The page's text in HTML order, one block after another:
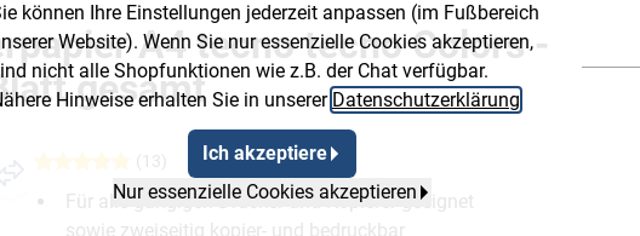
können Ihre Einstellungen jederzeit anpassen (im Fußbereich
Website). Wenn Sie nur essenzielle Cookies akzeptieren,
nicht alle Shopfunktionen wie z.B. der Chat verfügbar.
Hinweise erhalten Sie in unserer Datenschutzerklärung
Ich akzeptiere
Nur essenzielle Cookies akzeptieren
A4 tecno tecno Colors -
gesamt
(13)
Für alle gängigen Drucker und Kopierer geeignet
sowie zweiseitig kopier- und bedruckbar